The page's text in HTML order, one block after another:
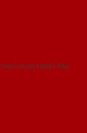
công nghệ Châu